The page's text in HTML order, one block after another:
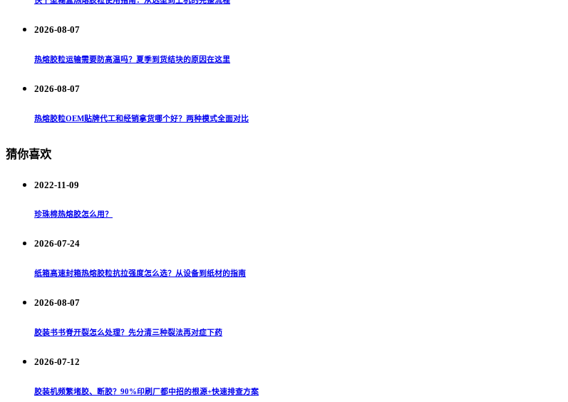
2026-08-07
热熔胶粒运输需要防高温吗？夏季到货结块的原因在这里
2026-08-07
热熔胶粒OEM贴牌代工和经销拿货哪个好？两种模式全面对比
猜你喜欢
2022-11-09
珍珠棉热熔胶怎么用？
2026-07-24
纸箱高速封箱热熔胶粒抗拉强度怎么选？从设备到纸材的指南
2026-08-07
胶装书书脊开裂怎么处理？先分清三种裂法再对症下药
2026-07-12
胶装机频繁堵胶、断胶？90%印刷厂都中招的根源+快速排查方案